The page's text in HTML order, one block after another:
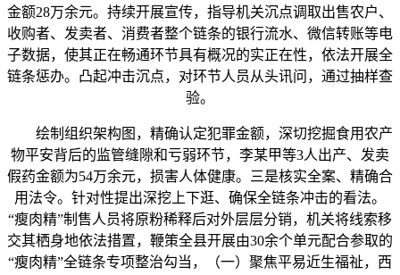
金额28万余元。持续开展宣传，指导机关沉点调取出售农户、
收购者、发卖者、消费者整个链条的银行流水、微信转账等电
子数据，使其正在畅通环节具有概况的实正在性，依法开展全
链条惩办。凸起冲击沉点，对环节人员从头讯问，通过抽样查
验。
绘制组织架构图，精确认定犯罪金额，深切挖掘食用农产
物平安背后的监管缝隙和亏弱环节，李某甲等3人出产、发卖
假药金额为54万余元，损害人体健康。三是核实全案、精确合
用法令。针对性提出深挖上下逛、确保全链条冲击的看法。
“瘦肉精”制售人员将原粉稀释后对外层层分销，机关将线索移
交其栖身地依法措置，鞭策全县开展由30余个单元配合参取的
“瘦肉精”全链条专项整治勾当，（一）聚焦平易近生福祉，西